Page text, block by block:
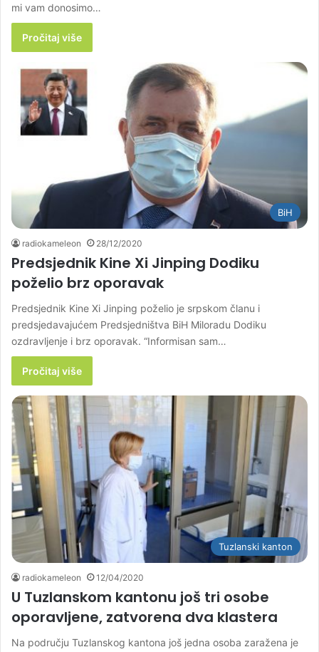
mi vam donosimo…
Pročitaj više
BiH
radiokameleon 28/12/2020
Predsjednik Kine Xi Jinping Dodiku
poželio brz oporavak
Predsjednik Kine Xi Jinping poželio je srpskom članu i
predsjedavajućem Predsjedništva BiH Miloradu Dodiku
ozdravljenje i brz oporavak. “Informisan sam…
Pročitaj više
Tuzlanski kanton
radiokameleon 12/04/2020
U Tuzlanskom kantonu još tri osobe
oporavljene, zatvorena dva klastera
Na području Tuzlanskog kantona još jedna osoba zaražena je